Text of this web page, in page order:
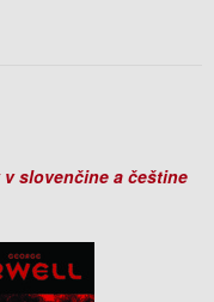
slovenčine a češtine